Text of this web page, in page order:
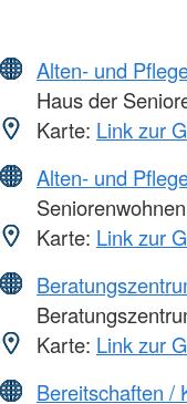
Alten- und
Haus der
Karte: Link zur
Alten- und
Karte: Link zur
Karte: Link zur
Bereitschaften /